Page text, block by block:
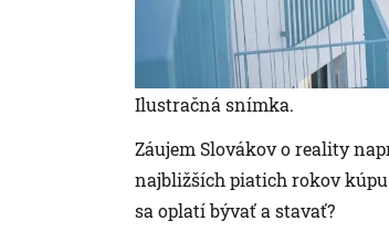
Ilustračná snímka.
Záujem Slovákov o reality
najbližších piatich rokov
sa oplatí bývať a stavať?